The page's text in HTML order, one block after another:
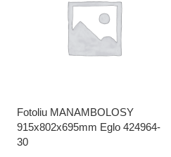
Fotoliu MANAMBOLOSY
915x802x695mm Eglo 424964-
30